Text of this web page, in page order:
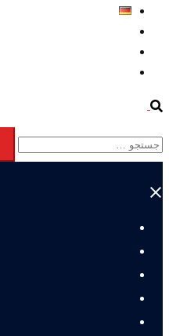
Search
جستجو
برای:
Close